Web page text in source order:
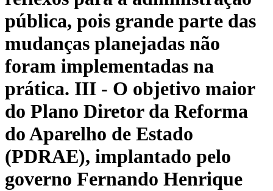
pública, pois grande parte das
mudanças planejadas não
foram implementadas na
prática. III - O objetivo maior
do Plano Diretor da Reforma
do Aparelho de Estado
(PDRAE), implantado pelo
governo Fernando Henrique